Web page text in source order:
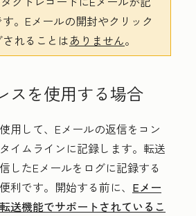
。Eメールの開封やクリック
れることはありません。
スを使用する場合
用して、Eメールの返信をコン
イムラインに記録します。 転送
したEメールをログに記録する
利です。開始する前に、 Eメー
送機能でサポートされているこ